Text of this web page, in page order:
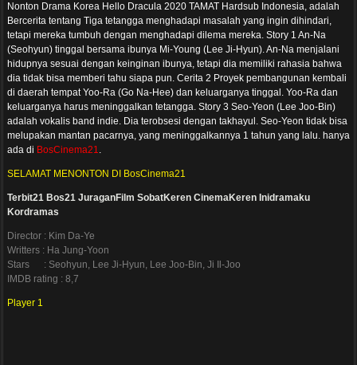
Nonton Drama Korea Hello Dracula 2020 TAMAT Hardsub Indonesia, adalah
Bercerita tentang Tiga tetangga menghadapi masalah yang ingin dihindari,
tetapi mereka tumbuh dengan menghadapi dilema mereka. Story 1 An-Na
(Seohyun) tinggal bersama ibunya Mi-Young (Lee Ji-Hyun). An-Na menjalani
hidupnya sesuai dengan keinginan ibunya, tetapi dia memiliki rahasia bahwa
dia tidak bisa memberi tahu siapa pun. Cerita 2 Proyek pembangunan kembali
di daerah tempat Yoo-Ra (Go Na-Hee) dan keluarganya tinggal. Yoo-Ra dan
keluarganya harus meninggalkan tetangga. Story 3 Seo-Yeon (Lee Joo-Bin)
adalah vokalis band indie. Dia terobsesi dengan takhayul. Seo-Yeon tidak bisa
melupakan mantan pacarnya, yang meninggalkannya 1 tahun yang lalu. hanya
ada di BosCinema21.
SELAMAT MENONTON DI BosCinema21
Terbit21 Bos21 JuraganFilm SobatKeren CinemaKeren Inidramaku
Kordramas
Director : Kim Da-Ye
Writters : Ha Jung-Yoon
Stars : Seohyun, Lee Ji-Hyun, Lee Joo-Bin, Ji Il-Joo
IMDB rating : 8,7
Player 1